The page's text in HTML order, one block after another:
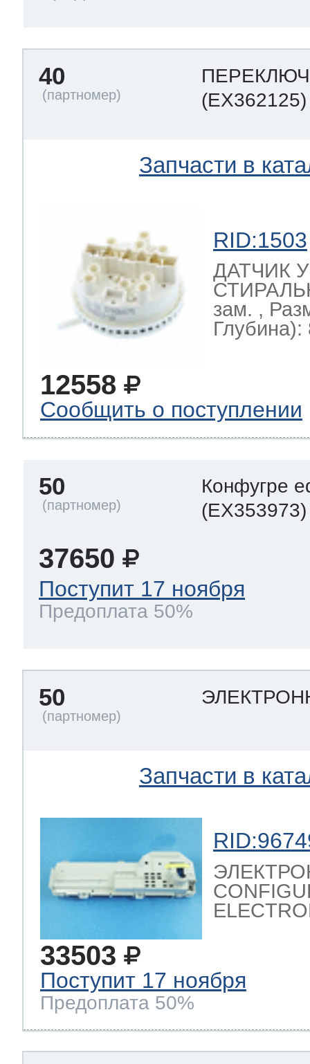
40
(EX362125)
Запчасти в
RID:1503
ДАТЧИК
зам. ,
Глубина):
12558
Сообщить о поступлении
50
Конфугре
(EX353973)
37650
Поступит 17 ноября
Предоплата 50%
50
Запчасти в
33503
Поступит 17 ноября
Предоплата 50%